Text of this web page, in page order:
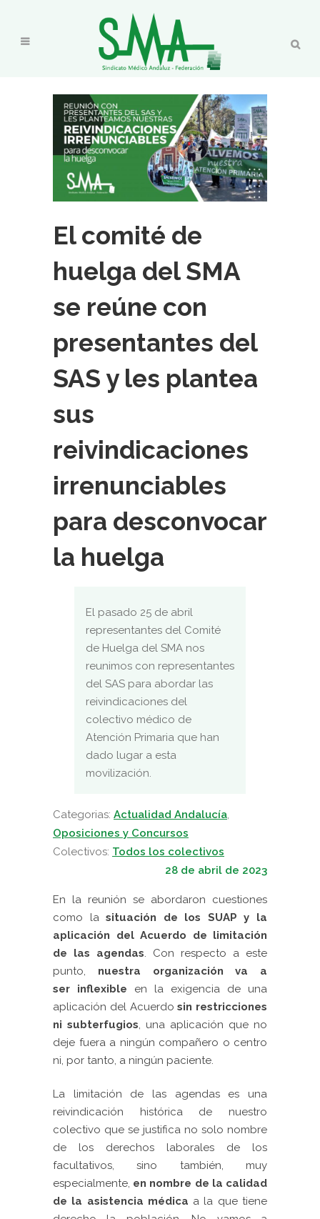
El comité de
huelga del SMA
se reúne con
presentantes del
SAS y les plantea
sus
reivindicaciones
irrenunciables
para desconvocar
la huelga
El pasado 25 de abril
representantes del Comité
de Huelga del SMA nos
reunimos con representantes
del SAS para abordar las
reivindicaciones del
colectivo médico de
Atención Primaria que han
dado lugar a esta
movilización.
Categorias: Actualidad Andalucía,
Oposiciones y Concursos
Colectivos: Todos los colectivos
28 de abril de 2023
En la reunión se abordaron cuestiones
como lasituación de los SUAP y la
aplicación del Acuerdo de limitación
de las agendas. Con respecto a este
punto, nuestra organización va a
ser inflexible en la exigencia de una
aplicación del Acuerdosin restricciones
ni subterfugios, una aplicación que no
deje fuera a ningún compañero o centro
ni, por tanto, a ningún paciente.
La limitación de las agendas es una
reivindicación histórica de nuestro
colectivo que se justifica no solo nombre
de los derechos laborales de los
facultativos, sino también, muy
especialmente, en nombre de la calidad
de la asistencia médica a la que tiene